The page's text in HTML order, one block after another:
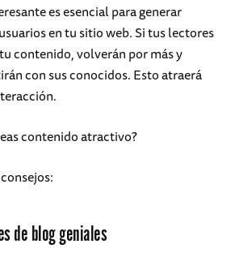
es esencial para generar
en tu sitio web. Si tus lectores
contenido, volverán por más y
con sus conocidos. Esto atraerá
contenido atractivo?
de blog geniales